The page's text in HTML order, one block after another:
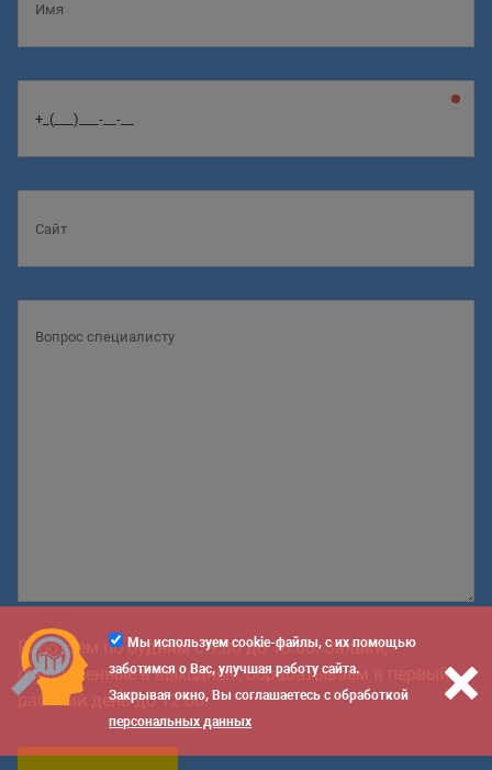
Мы используем cookie-файлы, с их помощью
заботимся о Вас, улучшая работу сайта.
Закрывая окно, Вы соглашаетесь с обработкой
персональных данных
Работаем по будням с 9:00 до 18:00. Заявки,
отправленные в выходные, обрабатываем в первый
рабочий день до 12:00.